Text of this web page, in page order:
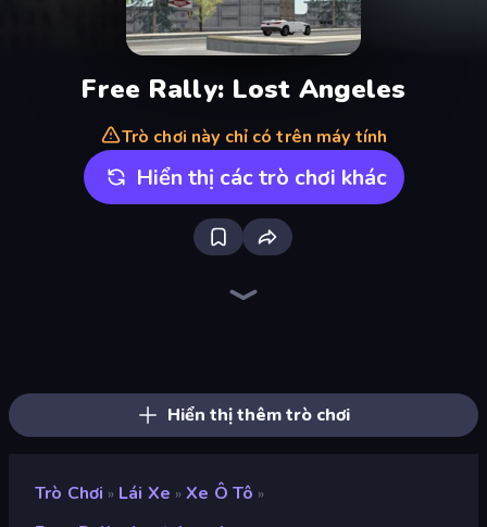
Free Rally: Lost Angeles
Trò chơi này chỉ có trên máy tính
Hiển thị các trò chơi khác
Hiển thị thêm trò chơi
Trò Chơi » Lái Xe » Xe Ô Tô »